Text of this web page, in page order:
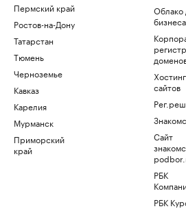
Пермский край
Ростов-на-Дону
Татарстан
Тюмень
Черноземье
Кавказ
Карелия
Мурманск
Приморский
край
Облако
бизнеса
Хостинг
сайтов
Сайт
РБК
РБК